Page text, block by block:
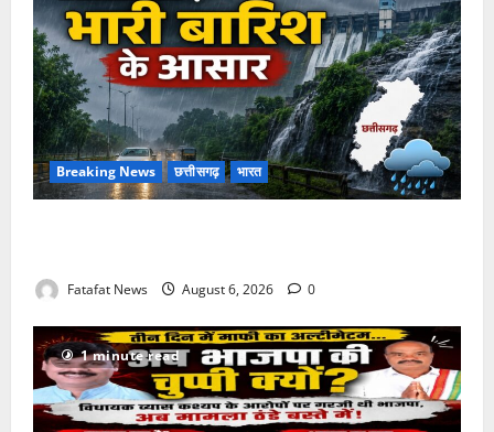
Breaking News छत्तीसगढ़ भारत
Fatafat News August 6, 2026 0
1 minute read